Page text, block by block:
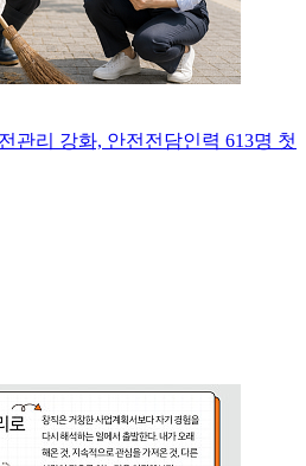
관리 강화, 안전전담인력 613명 첫